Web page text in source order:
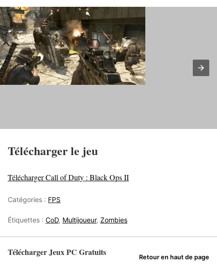
Télécharger le jeu
Télécharger Call of Duty : Black Ops II
Catégories : FPS
Étiquettes : CoD, Multijoueur, Zombies
Télécharger Jeux PC Gratuits Retour en haut de page